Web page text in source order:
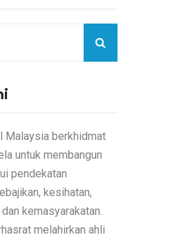
Malaysia berkhidmat
untuk membangun
pendekatan
kesihatan,
kemasyarakatan.
melahirkan ahli